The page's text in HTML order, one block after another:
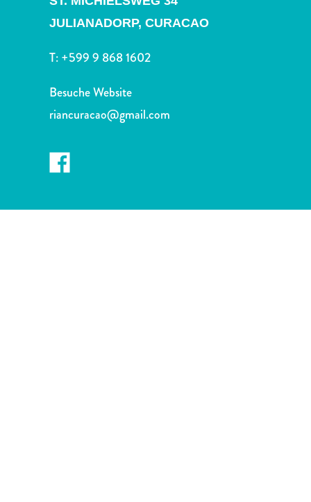
Wahrzeichen
Tauchoperatoren
JULIANADORP, CURACAO
T:+599 9 868 1602
Besuche Website
riancuracao@gmail.com